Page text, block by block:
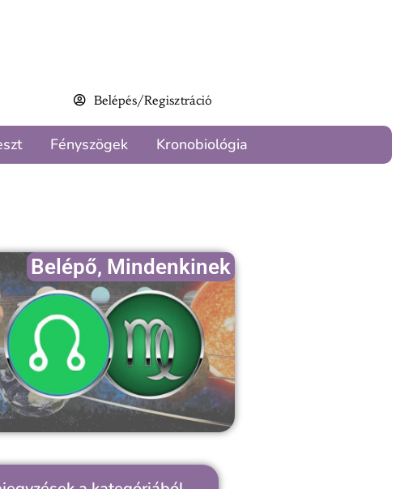
Belépés/Regisztráció
Fényszögek Kronobiológia
Belépő, Mindenkinek